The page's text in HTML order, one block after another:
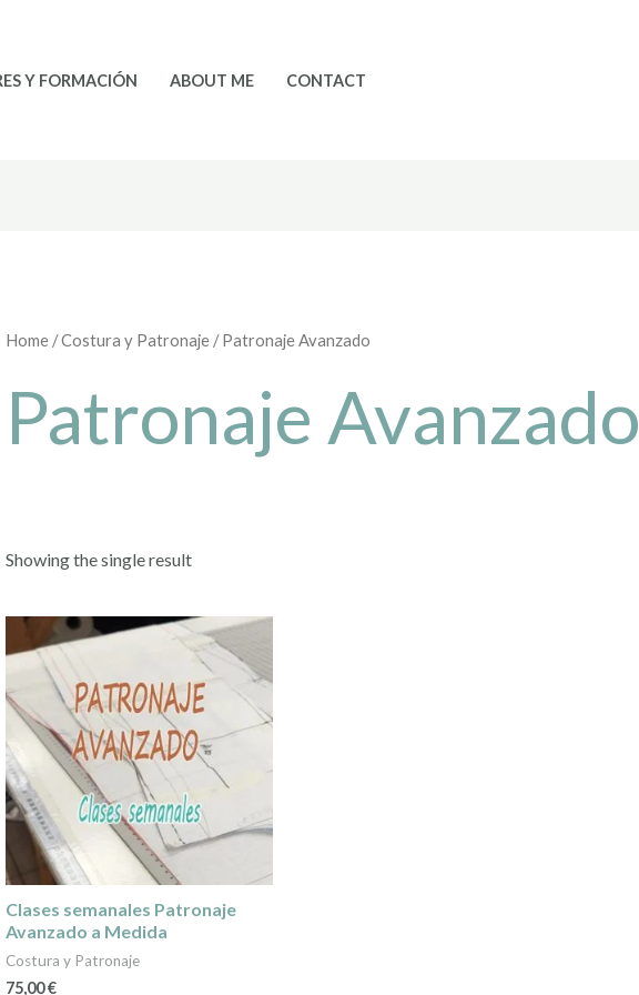
Y FORMACIÓN ABOUT ME CONTACT
Home/Costura y Patronaje/ Patronaje Avanzado
Patronaje Avanzado
Showing the single result
Clases semanales Patronaje
Avanzado a Medida
Costura y Patronaje
75,00€